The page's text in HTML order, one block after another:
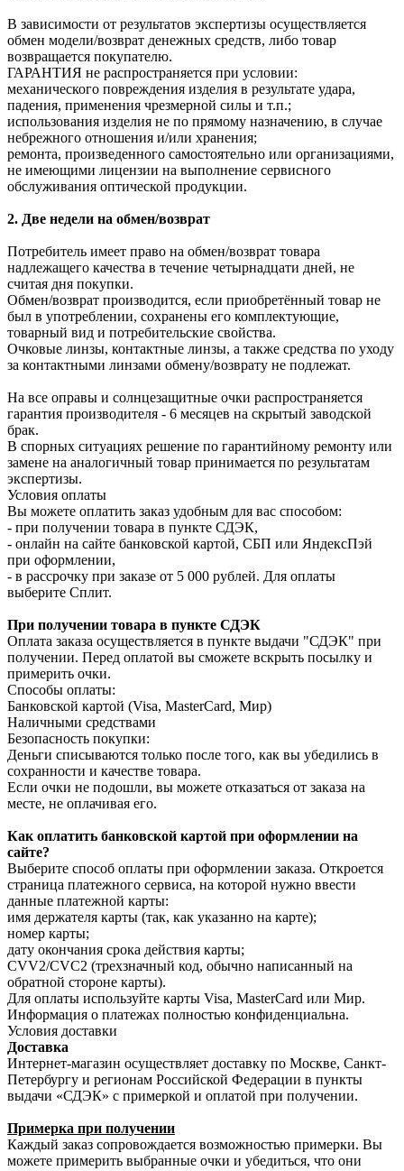
В зависимости от результатов экспертизы осуществляется
обмен модели/возврат денежных средств, либо товар
возвращается покупателю.
ГАРАНТИЯ не распространяется при условии:
механического повреждения изделия в результате удара,
падения, применения чрезмерной силы и т.п.;
использования изделия не по прямому назначению, в случае
небрежного отношения и/или хранения;
ремонта, произведенного самостоятельно или организациями,
не имеющими лицензии на выполнение сервисного
обслуживания оптической продукции.
2. Две недели на обмен/возврат
Потребитель имеет право на обмен/возврат товара
надлежащего качества в течение четырнадцати дней, не
считая дня покупки.
Обмен/возврат производится, если приобретённый товар не
был в употреблении, сохранены его комплектующие,
товарный вид и потребительские свойства.
Очковые линзы, контактные линзы, а также средства по уходу
за контактными линзами обмену/возврату не подлежат.
На все оправы и солнцезащитные очки распространяется
гарантия производителя - 6 месяцев на скрытый заводской
брак.
В спорных ситуациях решение по гарантийному ремонту или
замене на аналогичный товар принимается по результатам
экспертизы.
Условия оплаты
Вы можете оплатить заказ удобным для вас способом:
- при получении товара в пункте СДЭК,
- онлайн на сайте банковской картой, СБП или ЯндексПэй
при оформлении,
- в рассрочку при заказе от 5 000 рублей. Для оплаты
выберите Сплит.
При получении товара в пункте СДЭК
Оплата заказа осуществляется в пункте выдачи "СДЭК" при
получении. Перед оплатой вы сможете вскрыть посылку и
примерить очки.
Способы оплаты:
Банковской картой (Visa, MasterCard, Мир)
Наличными средствами
Безопасность покупки:
Деньги списываются только после того, как вы убедились в
сохранности и качестве товара.
Если очки не подошли, вы можете отказаться от заказа на
месте, не оплачивая его.
Как оплатить банковской картой при оформлении на
сайте?
Выберите способ оплаты при оформлении заказа. Откроется
страница платежного сервиса, на которой нужно ввести
данные платежной карты:
имя держателя карты (так, как указанно на карте);
номер карты;
дату окончания срока действия карты;
CVV2/CVC2 (трехзначный код, обычно написанный на
обратной стороне карты).
Для оплаты используйте карты Visa, MasterCard или Мир.
Информация о платежах полностью конфиденциальна.
Условия доставки
Доставка
Интернет-магазин осуществляет доставку по Москве, Санкт-
Петербургу и регионам Российской Федерации в пункты
выдачи «СДЭК» с примеркой и оплатой при получении.
Примерка при получении
Каждый заказ сопровождается возможностью примерки. Вы
можете примерить выбранные очки и убедиться, что они